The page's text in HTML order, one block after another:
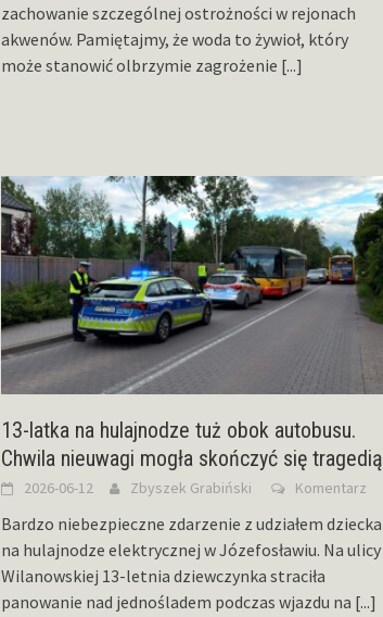
zachowanie szczególnej ostrożności w rejonach
akwenów. Pamiętajmy, że woda to żywioł, który
może stanowić olbrzymie zagrożenie [...]
13-latka na hulajnodze tuż obok autobusu.
Chwila nieuwagi mogła skończyć się tragedią
2026-06-12 Zbyszek Grabiński Komentarz
Bardzo niebezpieczne zdarzenie z udziałem dziecka
na hulajnodze elektrycznej w Józefosławiu. Na ulicy
Wilanowskiej 13-letnia dziewczynka straciła
panowanie nad jednośladem podczas wjazdu na [...]